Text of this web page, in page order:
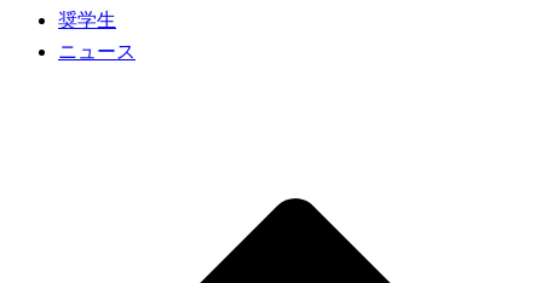
奨学生
ニュース